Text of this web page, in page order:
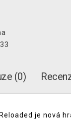
(0)
je nová